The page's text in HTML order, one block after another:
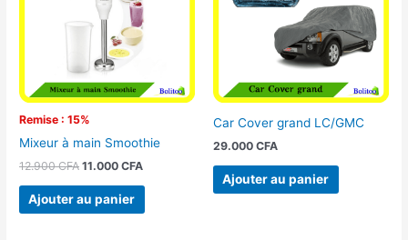
Remise : 15%
Mixeur à main Smoothie
12.900CFA 11.000CFA
Ajouter au panier
Car Cover grand LC/GMC
29.000 CFA
Ajouter au panier